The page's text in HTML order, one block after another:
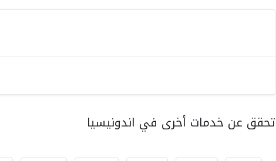
تحقق عن خدمات أخرى في اندونيسيا